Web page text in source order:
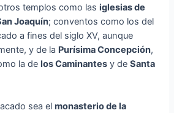
templos como lasiglesias de
Joaquín; conventos como los del
a fines del siglo XV, aunque
y de la Purísima Concepción,
la delos Caminantes y deSanta
sea elmonasterio de la